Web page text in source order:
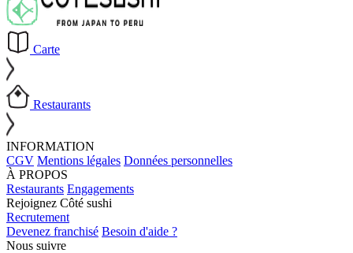
Carte
Restaurants
INFORMATION
CGV Mentions légales Données personnelles
À PROPOS
Restaurants Engagements
Rejoignez Côté sushi
Recrutement
Devenez franchisé Besoin d'aide ?
Nous suivre